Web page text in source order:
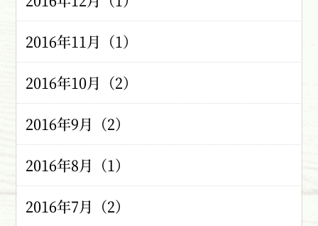
2016年11月（1）
2016年10月（2）
2016年9月（2）
2016年8月（1）
2016年7月（2）